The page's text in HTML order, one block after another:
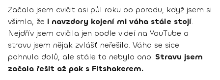
Začala jsem cvičit asi půl roku po porodu, když jsem si
všimla, že i navzdory kojení mi váha stále stojí.
Nejdřív jsem cvičila jen podle videí na YouTube a
stravu jsem nějak zvlášť neřešila. Váha se sice
pohnula dolů, ale stále to nebylo ono. Stravu jsem
začala řešit až pak s Fitshakerem.